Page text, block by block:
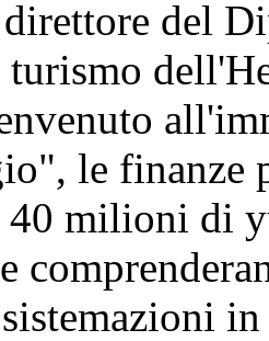
del
le finanze
40 milioni di